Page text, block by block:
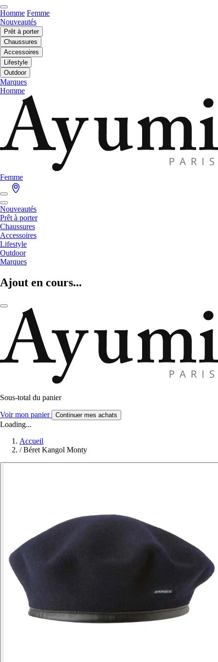
Homme Femme
Nouveautés
Prêt à porter
Chaussures
Accessoires
Lifestyle
Outdoor
Marques
Homme
Femme
Nouveautés
Prêt à porter
Chaussures
Accessoires
Lifestyle
Outdoor
Marques
Ajout en cours...
Sous-total du panier
Voir mon panier Continuer mes achats
Loading...
Accueil
/ Béret Kangol Monty